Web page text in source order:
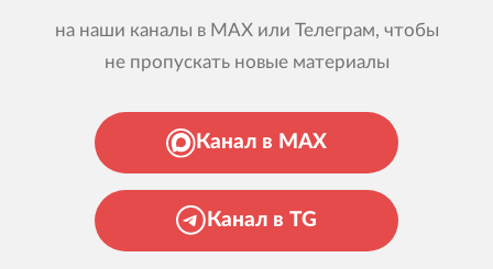
на наши каналы в MAX или Телеграм, чтобы
не пропускать новые материалы
Канал в MAX
Канал в TG